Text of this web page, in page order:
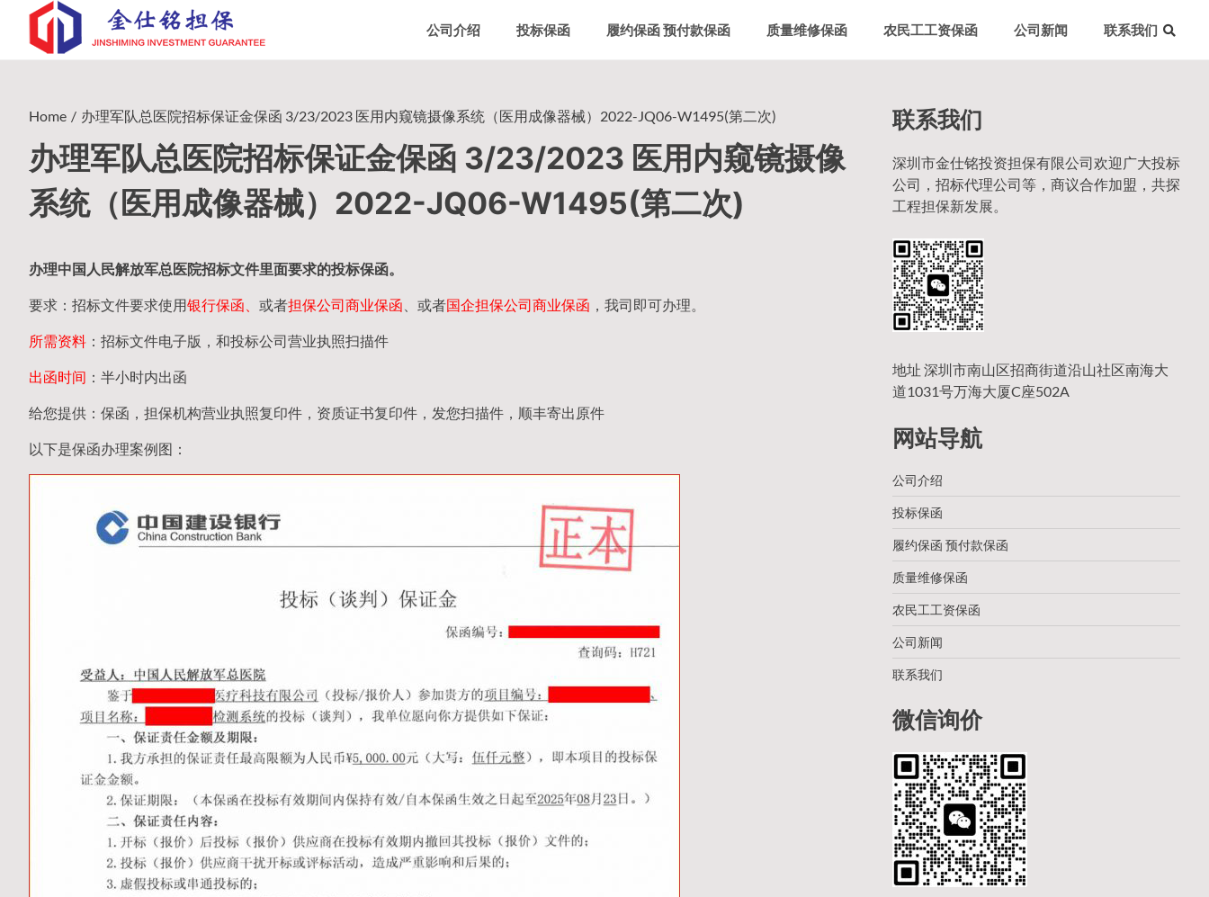
content
公司介绍 投标保函 履约保函 预付款保函 质量维修保函 农民工工资保函 公司新闻 联系我们
Home 办理军队总医院招标保证金保函 3/23/2023 医用内窥镜摄像系统（医用成像器械）2022-JQ06-W1495(第二次)
办理军队总医院招标保证金保函 3/23/2023 医用内窥镜摄像
系统（医用成像器械）2022-JQ06-W1495(第二次)
办理中国人民解放军总医院招标文件里面要求的投标保函。
要求：招标文件要求使用银行保函、 或者担保公司商业保函 、或者国企担保公司商业保函 ，我司即可办理。
所需资料 ：招标文件电子版，和投标公司营业执照扫描件
出函时间 ：半小时内出函
给您提供：保函，担保机构营业执照复印件，资质证书复印件，发您扫描件，顺丰寄出原件
以下是保函办理案例图：
联系我们
深圳市金仕铭投资担保有限公司欢迎广大投标
公司，招标代理公司等，商议合作加盟，共探
工程担保新发展。
地址 深圳市南山区招商街道沿山社区南海大
道1031号万海大厦C座502A
网站导航
公司介绍
投标保函
履约保函 预付款保函
质量维修保函
农民工工资保函
公司新闻
联系我们
微信询价